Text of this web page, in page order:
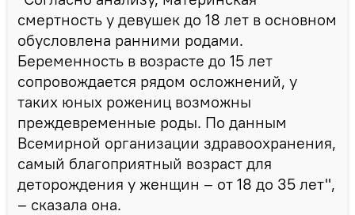
смертность у девушек до 18 лет в основном
обусловлена ранними родами.
Беременность в возрасте до 15 лет
сопровождается рядом осложнений, у
таких юных рожениц возможны
преждевременные роды. По данным
Всемирной организации здравоохранения,
самый благоприятный возраст для
деторождения у женщин – от 18 до 35 лет",
– сказала она.